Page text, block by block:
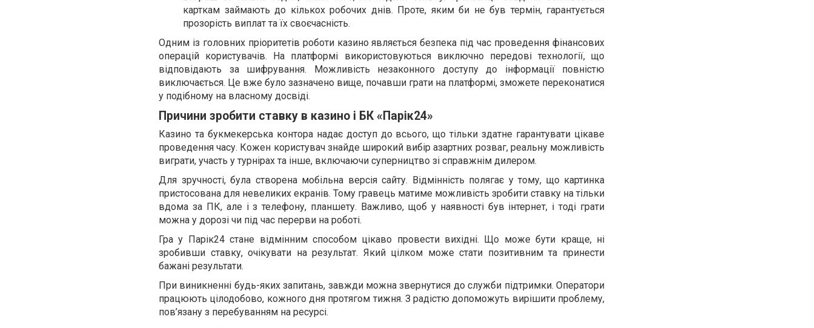
карткам займають до кількох робочих днів. Проте, яким би не був термін, гарантується
прозорість виплат та їх своєчасність.
Одним із головних пріоритетів роботи казино являється безпека під час проведення фінансових
операцій користувачів. На платформі використовуються виключно передові технології, що
відповідають за шифрування. Можливість незаконного доступу до інформації повністю
виключається. Це вже було зазначено вище, почавши грати на платформі, зможете переконатися
у подібному на власному досвіді.
Причини зробити ставку в казино і БК «Парік24»
Казино та букмекерська контора надає доступ до всього, що тільки здатне гарантувати цікаве
проведення часу. Кожен користувач знайде широкий вибір азартних розваг, реальну можливість
виграти, участь у турнірах та інше, включаючи суперництво зі справжнім дилером.
Для зручності, була створена мобільна версія сайту. Відмінність полягає у тому, що картинка
пристосована для невеликих екранів. Тому гравець матиме можливість зробити ставку на тільки
вдома за ПК, але і з телефону, планшету. Важливо, щоб у наявності був інтернет, і тоді грати
можна у дорозі чи під час перерви на роботі.
Гра у Парік24 стане відмінним способом цікаво провести вихідні. Що може бути краще, ні
зробивши ставку, очікувати на результат. Який цілком може стати позитивним та принести
бажані результати.
При виникненні будь-яких запитань, завжди можна звернутися до служби підтримки. Оператори
працюють цілодобово, кожного дня протягом тижня. З радістю допоможуть вирішити проблему,
пов’язану з перебуванням на ресурсі.